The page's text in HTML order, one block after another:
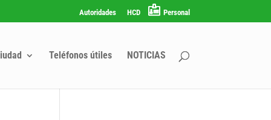
Autoridades HCD Personal
Teléfonos útiles NOTICIAS